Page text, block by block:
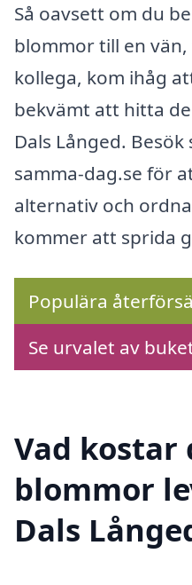
Så oavsett om du
blommor till en
kollega, kom ihåg
bekvämt att hitta
Dals Långed.
samma-dag.se för
alternativ och
kommer att sprida
Populära
Se urvalet av
Vad kostar
blommor
Dals